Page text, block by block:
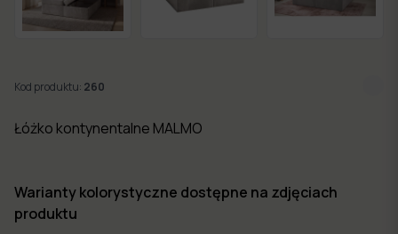
Kolekcje
mebli
Kod produktu: 260
Łóżko kontynentalne MALMO
Warianty kolorystyczne dostępne na zdjęciach
produktu